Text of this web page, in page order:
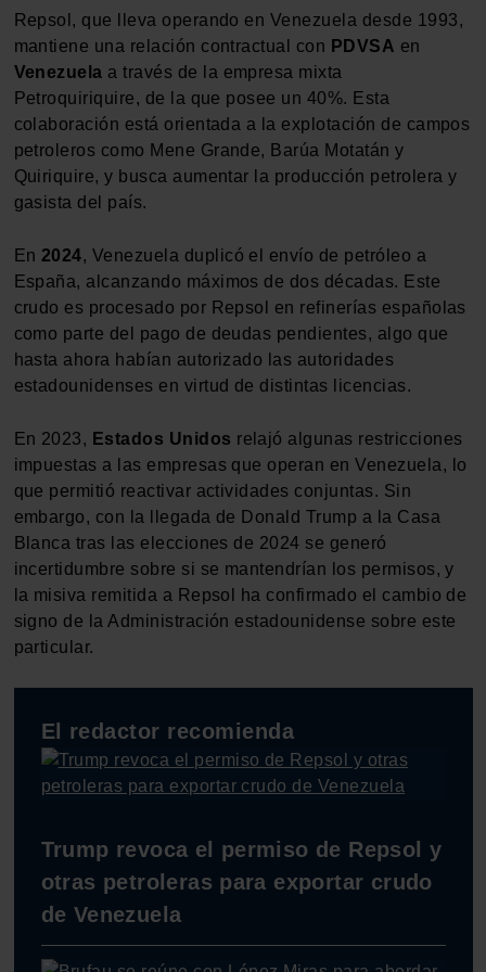
Repsol, que lleva operando en Venezuela desde 1993,
mantiene una relación contractual con PDVSA en
Venezuela a través de la empresa mixta
Petroquiriquire, de la que posee un 40%. Esta
colaboración está orientada a la explotación de campos
petroleros como Mene Grande, Barúa Motatán y
Quiriquire, y busca aumentar la producción petrolera y
gasista del país.
En 2024, Venezuela duplicó el envío de petróleo a
España, alcanzando máximos de dos décadas. Este
crudo es procesado por Repsol en refinerías españolas
como parte del pago de deudas pendientes, algo que
hasta ahora habían autorizado las autoridades
estadounidenses en virtud de distintas licencias.
En 2023, Estados Unidos relajó algunas restricciones
impuestas a las empresas que operan en Venezuela, lo
que permitió reactivar actividades conjuntas. Sin
embargo, con la llegada de Donald Trump a la Casa
Blanca tras las elecciones de 2024 se generó
incertidumbre sobre si se mantendrían los permisos, y
la misiva remitida a Repsol ha confirmado el cambio de
signo de la Administración estadounidense sobre este
particular.
El redactor recomienda
Trump revoca el permiso de Repsol y
otras petroleras para exportar crudo
de Venezuela